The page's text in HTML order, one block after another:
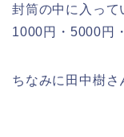
封筒の中に入って
1000円・5000円
ちなみに田中樹さ